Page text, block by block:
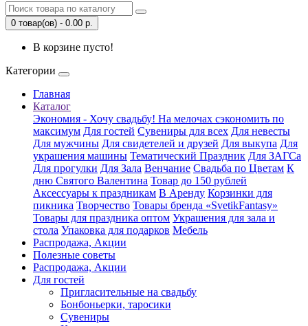
0 товар(ов) - 0.00 р.
В корзине пусто!
Категории
Главная
Каталог
Экономия - Хочу свадьбу! На мелочах сэкономить по
максимум Для гостей Сувениры для всех Для невесты
Для мужчины Для свидетелей и друзей Для выкупа Для
украшения машины Тематический Праздник Для ЗАГСа
Для прогулки Для Зала Венчание Свадьба по Цветам К
дню Святого Валентина Товар до 150 рублей
Аксессуары к праздникам В Аренду Корзинки для
пикника Творчество Товары бренда «SvetikFantasy»
Товары для праздника оптом Украшения для зала и
стола Упаковка для подарков Мебель
Распродажа, Акции
Полезные советы
Распродажа, Акции
Для гостей
Пригласительные на свадьбу
Бонбоньерки, таросики
Сувениры